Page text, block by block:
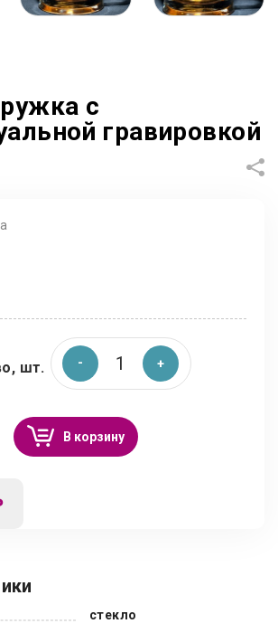
с
гравировкой
шт.
В корзину
стекло